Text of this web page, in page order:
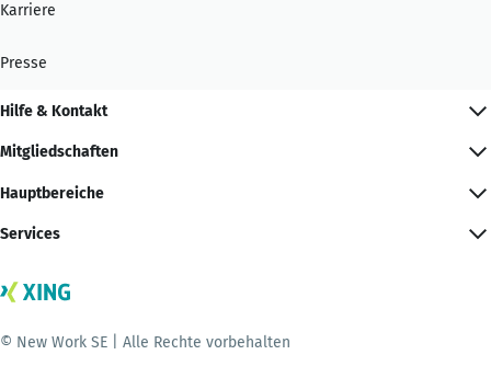
Karriere
Presse
Hilfe & Kontakt
Mitgliedschaften
Hauptbereiche
Services
© New Work SE | Alle Rechte vorbehalten